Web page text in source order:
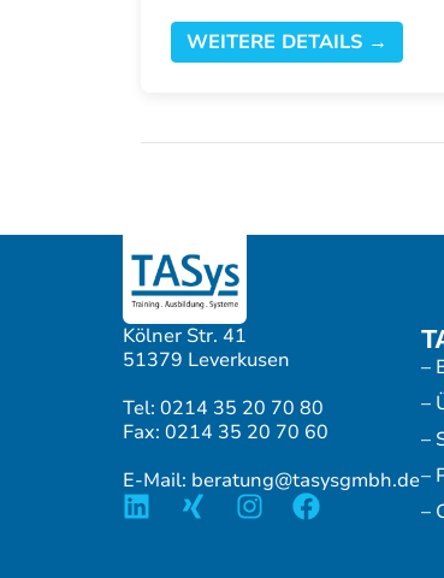
WEITERE DETAILS →
Kölner Str. 41
51379 Leverkusen
Tel: 0214 35 20 70 80
Fax: 0214 35 20 70 60
E-Mail: beratung@tasysgmbh.de
–
–
–
–
–